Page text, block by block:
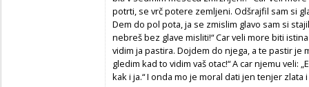
potrti, se vrč potere zemljeni. Odšrajfil sam si
Dem do pol pota, ja se zmislim glavo sam si
nebreš bez glave misliti!“ Car veli more biti
vidim ja pastira. Dojdem do njega, a te pastir je
gledim kad to vidim vaš otac!“ A car njemu veli:
kak i ja.“ I onda mo je moral dati jen tenjer zlata